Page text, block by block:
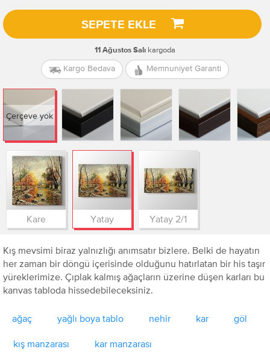
SEPETE EKLE
11 Ağustos Salı kargoda
Kargo Bedava Memnuniyet Garanti
Çerçeve yok
Kare Yatay Yatay 2/1
Kış mevsimi biraz yalnızlığı anımsatır bizlere. Belki de hayatın
her zaman bir döngü içerisinde olduğunu hatırlatan bir his taşır
yüreklerimize. Çıplak kalmış ağaçların üzerine düşen karları bu
kanvas tabloda hissedebileceksiniz.
ağaç yağlı boya tablo nehir kar göl
kış manzarası kar manzarası